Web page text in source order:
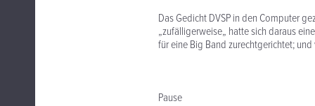
Das Gedicht DVSP in den Computer
„zufälligerweise„ hatte sich daraus
für eine Big Band zurechtgerichtet; und
Pause